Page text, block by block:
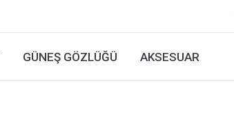
GÜNEŞ GÖZLÜĞÜ AKSESUAR